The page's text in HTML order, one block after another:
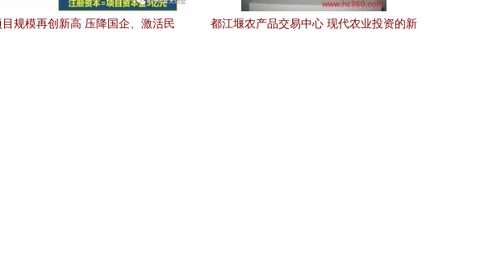
目规模再创新高 压降国企、激活民
都江堰农产品交易中心 现代农业投资的新